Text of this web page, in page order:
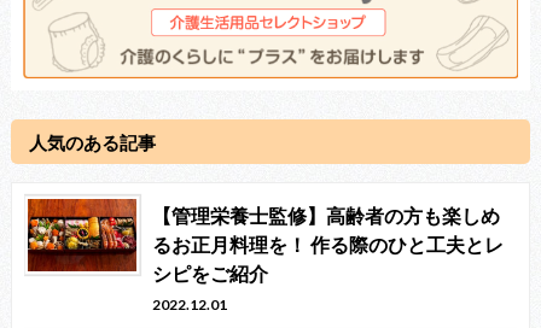
人気のある記事
【管理栄養士監修】高齢者の方も楽しめ
るお正月料理を！ 作る際のひと工夫とレ
シピをご紹介
2022.12.01